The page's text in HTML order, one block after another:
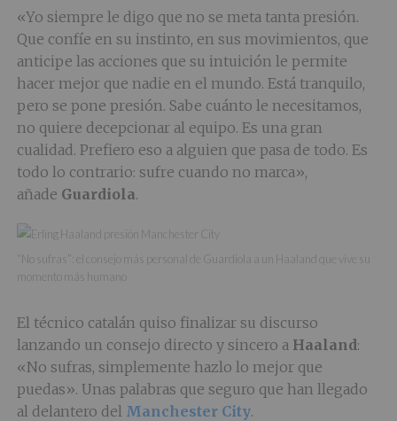
«Yo siempre le digo que no se meta tanta presión.
Que confíe en su instinto, en sus movimientos, que
anticipe las acciones que su intuición le permite
hacer mejor que nadie en el mundo. Está tranquilo,
pero se pone presión. Sabe cuánto le necesitamos,
no quiere decepcionar al equipo. Es una gran
cualidad. Prefiero eso a alguien que pasa de todo. Es
todo lo contrario: sufre cuando no marca»,
añade Guardiola.
“No sufras”: el consejo más personal de Guardiola a un Haaland que vive su
momento más humano
El técnico catalán quiso finalizar su discurso
lanzando un consejo directo y sincero a Haaland:
«No sufras, simplemente hazlo lo mejor que
puedas». Unas palabras que seguro que han llegado
al delantero del Manchester City.